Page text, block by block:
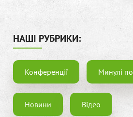
НАШІ РУБРИКИ:
Конференції Минулі
Новини Відео